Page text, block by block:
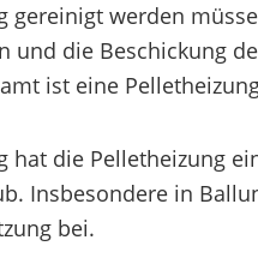
gereinigt werden
und die Beschickung
ist eine
hat die Pelletheizung
Insbesondere in
bei.